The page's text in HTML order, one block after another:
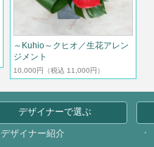
～Kuhio～クヒオ／生花アレン
ジメント
10,000円 （税込 11,000円）
デザイナーで選ぶ
デザイナー紹介